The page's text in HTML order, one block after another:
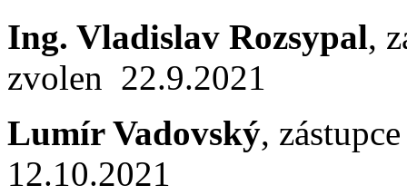
Ing. Vladislav Rozsypal,
zvolen 22.9.2021
Lumír Vadovský,
12.10.2021